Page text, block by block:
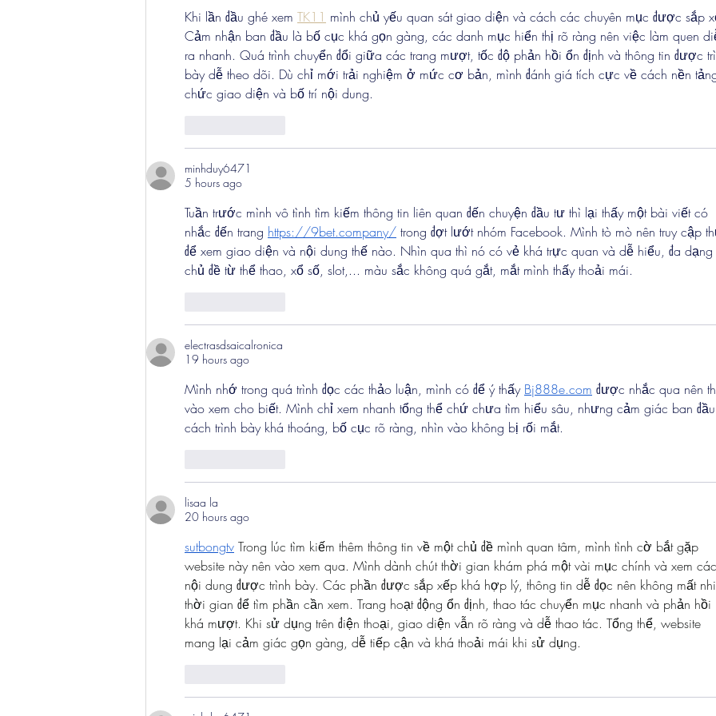
Khi lần đầu ghé xem TK11 mình chủ yếu quan sát giao diện và cách các chuyên mục được sắp
Cảm nhận ban đầu là bố cục khá gọn gàng, các danh mục hiển thị rõ ràng nên việc làm quen
ra nhanh. Quá trình chuyển đổi giữa các trang mượt, tốc độ phản hồi ổn định và thông tin được
bày dễ theo dõi. Dù chỉ mới trải nghiệm ở mức cơ bản, mình đánh giá tích cực về cách nền
chức giao diện và bố trí nội dung.
minhduy6471
5 hours ago
Tuần trước mình vô tình tìm kiếm thông tin liên quan đến chuyện đầu tư thì lại thấy một bài viết có
nhắc đến trang https://9bet.company/ trong đợt lướt nhóm Facebook. Mình tò mò nên truy cập
để xem giao diện và nội dung thế nào. Nhìn qua thì nó có vẻ khá trực quan và dễ hiểu, đa dạng
chủ đề từ thể thao, xổ số, slot,... màu sắc không quá gắt, mắt mình thấy thoải mái.
electrasdsaicalronica
19 hours ago
Mình nhớ trong quá trình đọc các thảo luận, mình có để ý thấy Bj888e.com được nhắc qua nên
vào xem cho biết. Mình chỉ xem nhanh tổng thể chứ chưa tìm hiểu sâu, nhưng cảm giác ban
cách trình bày khá thoáng, bố cục rõ ràng, nhìn vào không bị rối mắt.
lisaa la
20 hours ago
sutbongtv Trong lúc tìm kiếm thêm thông tin về một chủ đề mình quan tâm, mình tình cờ bắt gặp
website này nên vào xem qua. Mình dành chút thời gian khám phá một vài mục chính và xem
nội dung được trình bày. Các phần được sắp xếp khá hợp lý, thông tin dễ đọc nên không mất
thời gian để tìm phần cần xem. Trang hoạt động ổn định, thao tác chuyển mục nhanh và phản hồi
khá mượt. Khi sử dụng trên điện thoại, giao diện vẫn rõ ràng và dễ thao tác. Tổng thể, website
mang lại cảm giác gọn gàng, dễ tiếp cận và khá thoải mái khi sử dụng.